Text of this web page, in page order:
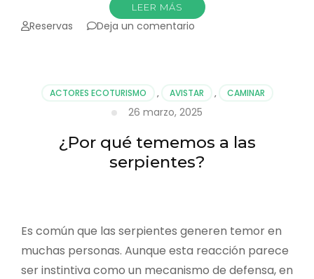
LEER MÁS
Reservas Deja un comentario
para
los
de
las
aves
Big
Day
ACTORES ECOTURISMO , AVISTAR , CAMINAR
26 marzo, 2025
¿Por qué tememos a las
serpientes?
Es común que las serpientes generen temor en
muchas personas. Aunque esta reacción parece
ser instintiva como un mecanismo de defensa, en